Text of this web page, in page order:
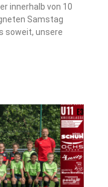
innerhalb von 10
Samstag
soweit, unsere